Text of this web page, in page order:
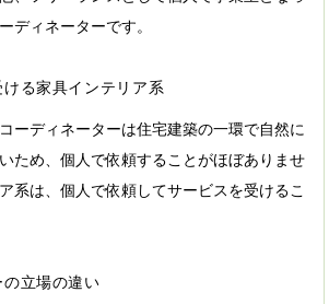
ディネーターです。
る家具インテリア系
ーディネーターは住宅建築の一環で自然に
ため、個人で依頼することがほぼありませ
系は、個人で依頼してサービスを受けるこ
の立場の違い